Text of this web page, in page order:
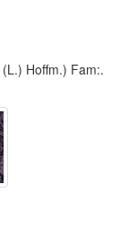
(L.) Hoffm.) Fam:.